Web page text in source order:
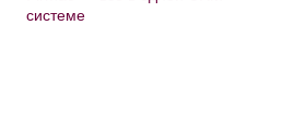
системе